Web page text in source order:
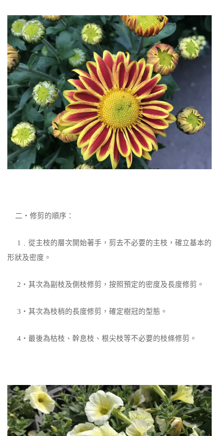
二‧修剪的順序：
1
﹒從主枝的層次開始著手，剪去不必要的主枝，確立基本的
形狀及密度。
2 ‧其次為副枝及側枝修剪，按照預定的密度及長度修剪。
3 ‧其次為枝梢的長度修剪，確定樹冠的型態。
4 ‧最後為枯枝、幹息枝、根尖枝等不必要的枝條修剪。